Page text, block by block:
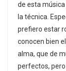
de esta
la técnica.
prefiero estar
conocen bien
alma, que de
perfectos,